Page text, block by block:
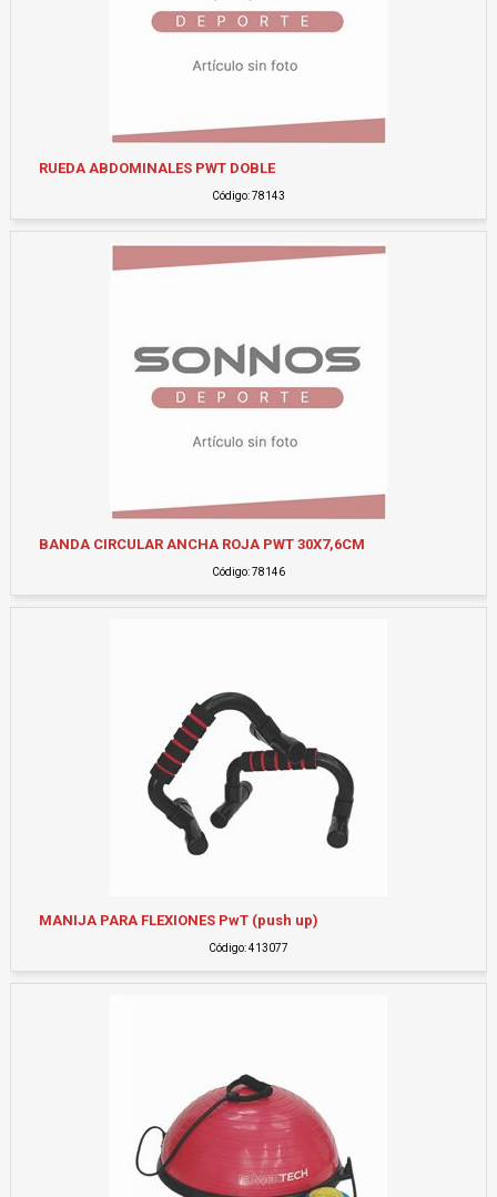
RUEDA ABDOMINALES PWT DOBLE
Código: 78143
BANDA CIRCULAR ANCHA ROJA PWT 30X7,6CM
Código: 78146
MANIJA PARA FLEXIONES PwT (push up)
Código: 413077